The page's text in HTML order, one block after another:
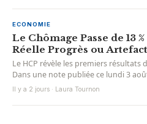
ECONOMIE
Le Chômage Passe de 13
Réelle Progrès ou
Le HCP révèle les premiers résultats
Dans une note publiée ce lundi 3
Il y a 2 jours · Laura Tournon